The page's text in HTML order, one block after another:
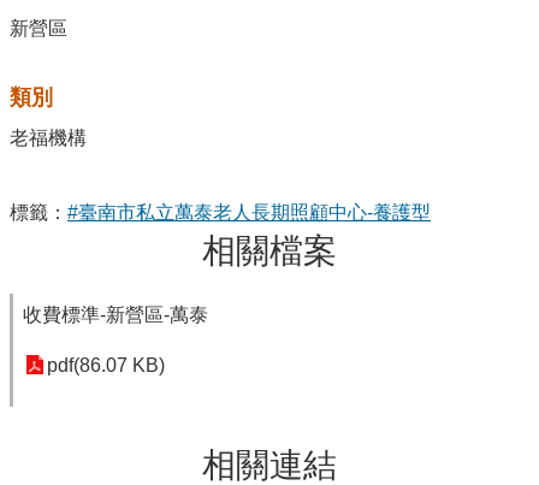
新營區
類別
老福機構
標籤： #臺南市私立萬泰老人長期照顧中心-養護型
相關檔案
收費標準-新營區-萬泰
pdf(86.07 KB)
相關連結